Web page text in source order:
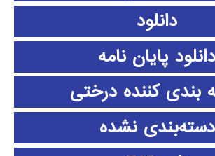
دانلود
دانلود پايان نامه
بندی کننده درختی
دسته‌بندی نشده